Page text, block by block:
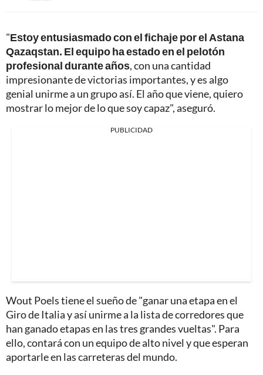
"Estoy entusiasmado con el fichaje por el Astana
Qazaqstan. El equipo ha estado en el pelotón
profesional durante años, con una cantidad
impresionante de victorias importantes, y es algo
genial unirme a un grupo así. El año que viene, quiero
mostrar lo mejor de lo que soy capaz", aseguró.
PUBLICIDAD
Wout Poels tiene el sueño de "ganar una etapa en el
Giro de Italia y así unirme a la lista de corredores que
han ganado etapas en las tres grandes vueltas". Para
ello, contará con un equipo de alto nivel y que esperan
aportarle en las carreteras del mundo.